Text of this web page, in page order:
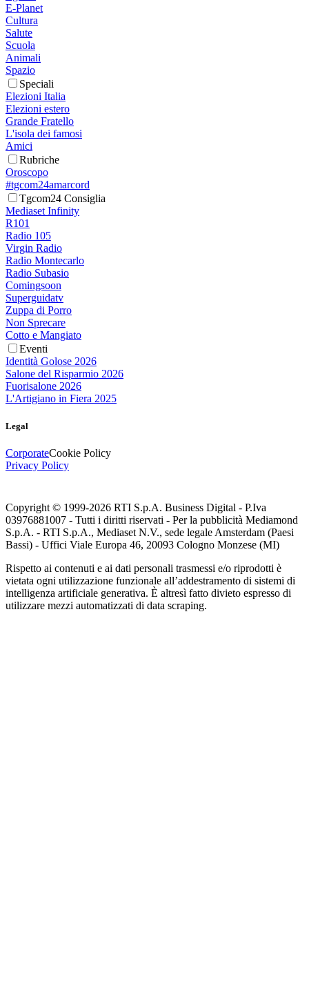
E-Planet
Cultura
Salute
Scuola
Animali
Spazio
Speciali
Elezioni Italia
Elezioni estero
Grande Fratello
L'isola dei famosi
Amici
Rubriche
Oroscopo
#tgcom24amarcord
Tgcom24 Consiglia
Mediaset Infinity
R101
Radio 105
Virgin Radio
Radio Montecarlo
Radio Subasio
Comingsoon
Superguidatv
Zuppa di Porro
Non Sprecare
Cotto e Mangiato
Eventi
Identità Golose 2026
Salone del Risparmio 2026
Fuorisalone 2026
L'Artigiano in Fiera 2025
Legal
CorporateCookie Policy
Privacy Policy
Copyright © 1999-2026 RTI S.p.A. Business Digital - P.Iva
03976881007 - Tutti i diritti riservati - Per la pubblicità Mediamond
S.p.A. - RTI S.p.A., Mediaset N.V., sede legale Amsterdam (Paesi
Bassi) - Uffici Viale Europa 46, 20093 Cologno Monzese (MI)
Rispetto ai contenuti e ai dati personali trasmessi e/o riprodotti è
vietata ogni utilizzazione funzionale all’addestramento di sistemi di
intelligenza artificiale generativa. È altresì fatto divieto espresso di
utilizzare mezzi automatizzati di data scraping.